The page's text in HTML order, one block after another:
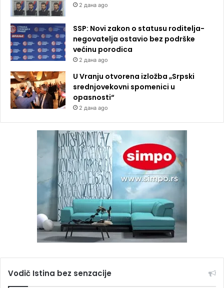
2 дана ago
SSP: Novi zakon o statusu roditelja-
negovatelja ostavio bez podrške
većinu porodica
2 дана ago
U Vranju otvorena izložba „Srpski
srednjovekovni spomenici u
opasnosti“
2 дана ago
Vodič Istina bez senzacije